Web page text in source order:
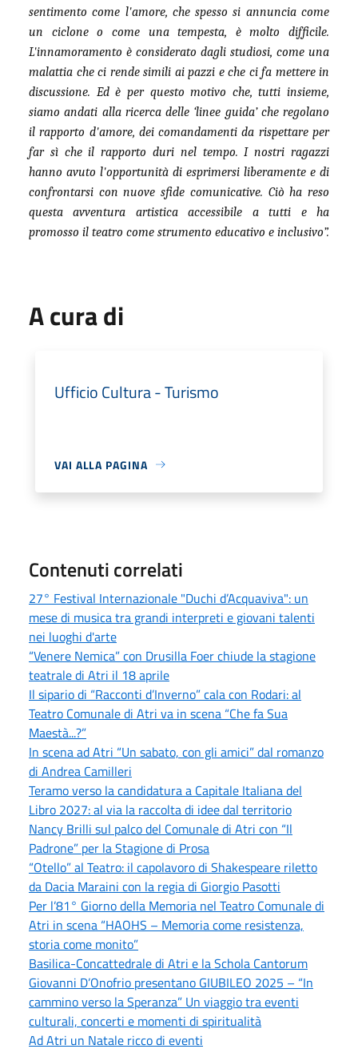
sentimento come l'amore, che spesso si annuncia come
un ciclone o come una tempesta, è molto difficile.
L'innamoramento è considerato dagli studiosi, come una
malattia che ci rende simili ai pazzi e che ci fa mettere in
discussione. Ed è per questo motivo che, tutti insieme,
siamo andati alla ricerca delle ‘linee guida’ che regolano
il rapporto d'amore, dei comandamenti da rispettare per
far sì che il rapporto duri nel tempo. I nostri ragazzi
hanno avuto l'opportunità di esprimersi liberamente e di
confrontarsi con nuove sfide comunicative. Ciò ha reso
questa avventura artistica accessibile a tutti e ha
promosso il teatro come strumento educativo e inclusivo”.
A cura di
Ufficio Cultura - Turismo
VAI ALLA PAGINA
Contenuti correlati
27° Festival Internazionale "Duchi d’Acquaviva": un
mese di musica tra grandi interpreti e giovani talenti
nei luoghi d'arte
“Venere Nemica” con Drusilla Foer chiude la stagione
teatrale di Atri il 18 aprile
Il sipario di “Racconti d’Inverno” cala con Rodari: al
Teatro Comunale di Atri va in scena “Che fa Sua
Maestà...?”
In scena ad Atri “Un sabato, con gli amici” dal romanzo
di Andrea Camilleri
Teramo verso la candidatura a Capitale Italiana del
Libro 2027: al via la raccolta di idee dal territorio
Nancy Brilli sul palco del Comunale di Atri con “Il
Padrone” per la Stagione di Prosa
“Otello” al Teatro: il capolavoro di Shakespeare riletto
da Dacia Maraini con la regia di Giorgio Pasotti
Per l’81° Giorno della Memoria nel Teatro Comunale di
Atri in scena “HAOHS – Memoria come resistenza,
storia come monito”
Basilica-Concattedrale di Atri e la Schola Cantorum
Giovanni D’Onofrio presentano GIUBILEO 2025 – “In
cammino verso la Speranza” Un viaggio tra eventi
culturali, concerti e momenti di spiritualità
Ad Atri un Natale ricco di eventi